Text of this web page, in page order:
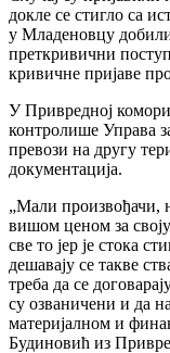
докле се стигло са
у Младеновцу
преткривични
кривичне пријаве
У Привредној
контролише Управа
превози на другу
документација.
„Мали произвођачи,
вишом ценом за
све то јер је стока
дешавају се такве
треба да се
су озваничени и да
материјалном и
Будиновић из